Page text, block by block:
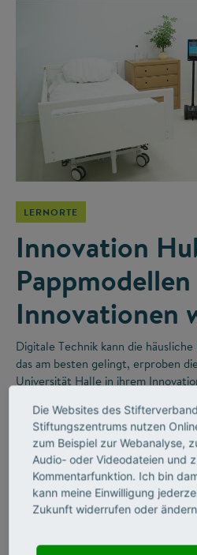
LERNORTE
Innovation
Pappmodellen
Innovationen
Digitale Technik kann die
das am besten gelingt, erproben
Universität Halle in ihrem
Die Websites des
Stiftungszentrums nutzen
zum Beispiel zur Webanalyse,
Audio- oder Videodateien und
Kommentarfunktion. Ich bin
kann meine Einwilligung
Zukunft widerrufen oder